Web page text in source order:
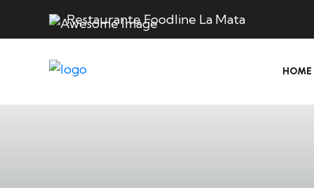
Restaurante Foodline La Mata
HOME